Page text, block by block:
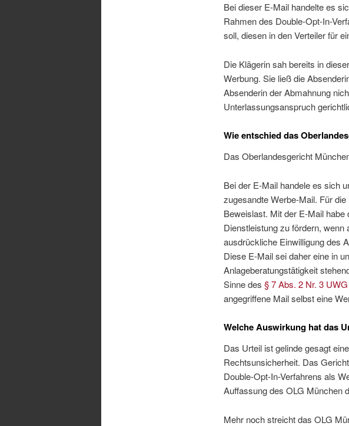
Bei dieser E-Mail handelte es
Rahmen des Double-Opt-In-
soll, diesen in den Verteiler für
Die Klägerin sah bereits in
Werbung. Sie ließ die
Absenderin der Abmahnung
Unterlassungsanspruch
Wie entschied das
Das Oberlandesgericht
Bei der E-Mail handele es sich
zugesandte Werbe-Mail. Für
Beweislast. Mit der E-Mail
Dienstleistung zu fördern,
ausdrückliche Einwilligung des
Diese E-Mail sei daher eine in
Anlageberatungstätigkeit
Sinne des § 7 Abs. 2 Nr. 3 UWG
angegriffene Mail selbst eine
Welche Auswirkung hat das
Das Urteil ist gelinde gesagt
Rechtsunsicherheit. Das
Double-Opt-In-Verfahrens als
Auffassung des OLG München
Mehr noch streicht das OLG